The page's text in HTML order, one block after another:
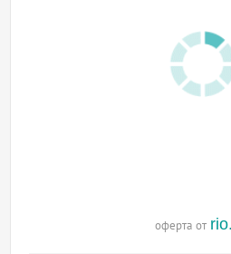
оферта от